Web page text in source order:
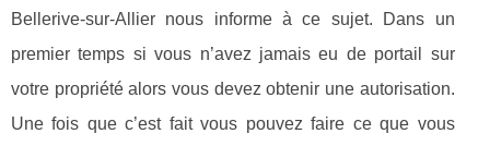
Bellerive-sur-Allier nous informe à ce sujet. Dans un
premier temps si vous n’avez jamais eu de portail sur
votre propriété alors vous devez obtenir une autorisation.
Une fois que c’est fait vous pouvez faire ce que vous